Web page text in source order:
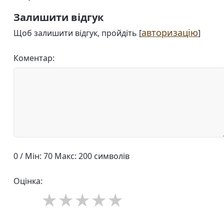
Залишити відгук
Щоб залишити відгук, пройдіть [авторизацію]
Коментар:
0 / Мін: 70 Макс: 200 символів
Оцінка: